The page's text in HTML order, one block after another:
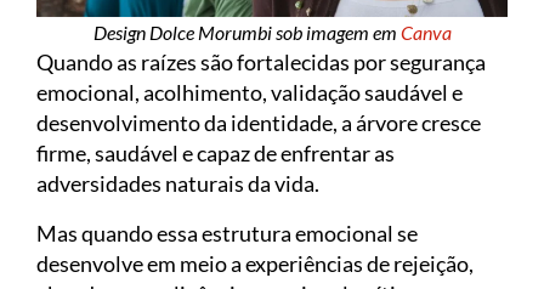
Design Dolce Morumbi sob imagem em Canva
Quando as raízes são fortalecidas por segurança
emocional, acolhimento, validação saudável e
desenvolvimento da identidade, a árvore cresce
firme, saudável e capaz de enfrentar as
adversidades naturais da vida.
Mas quando essa estrutura emocional se
desenvolve em meio a experiências de rejeição,